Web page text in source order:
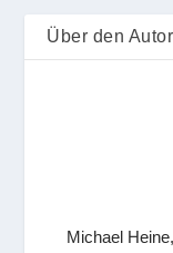
Über den Autor
Michael